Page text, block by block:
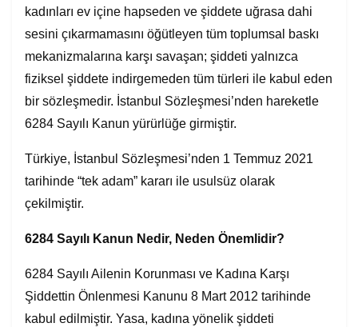
kadınları ev içine hapseden ve şiddete uğrasa dahi
sesini çıkarmamasını öğütleyen tüm toplumsal baskı
mekanizmalarına karşı savaşan; şiddeti yalnızca
fiziksel şiddete indirgemeden tüm türleri ile kabul eden
bir sözleşmedir. İstanbul Sözleşmesi’nden hareketle
6284 Sayılı Kanun yürürlüğe girmiştir.
Türkiye, İstanbul Sözleşmesi’nden 1 Temmuz 2021
tarihinde “tek adam” kararı ile usulsüz olarak
çekilmiştir.
6284 Sayılı Kanun Nedir, Neden Önemlidir?
6284 Sayılı Ailenin Korunması ve Kadına Karşı
Şiddettin Önlenmesi Kanunu 8 Mart 2012 tarihinde
kabul edilmiştir. Yasa, kadına yönelik şiddeti